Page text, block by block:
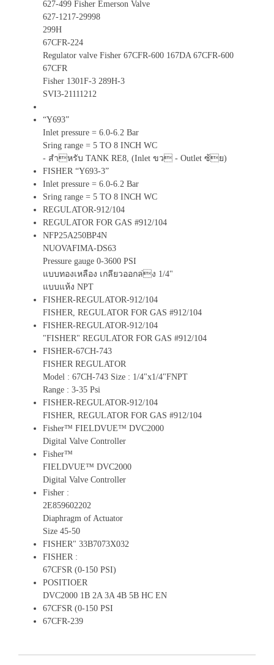
627-499 Fisher Emerson Valve
627-1217-29998
299H
67CFR-224
Regulator valve Fisher 67CFR-600 167DA 67CFR-600
67CFR
Fisher 1301F-3 289H-3
SVI3-21111212
“Y693”
Inlet pressure = 6.0-6.2 Bar
Sring range = 5 TO 8 INCH WC
- สำหรับ TANK RE8, (Inlet ขว - Outlet ซ้ย)
FISHER “Y693-3”
Inlet pressure = 6.0-6.2 Bar
Sring range = 5 TO 8 INCH WC
REGULATOR-912/104
REGULATOR FOR GAS #912/104
NFP25A250BP4N
NUOVAFIMA-DS63
Pressure gauge 0-3600 PSI
แบบทองเหลือง เกลียวออกล่ง 1/4"
แบบแห้ง NPT
FISHER-REGULATOR-912/104
FISHER, REGULATOR FOR GAS #912/104
FISHER-REGULATOR-912/104
"FISHER" REGULATOR FOR GAS #912/104
FISHER-67CH-743
FISHER REGULATOR
Model : 67CH-743 Size : 1/4"x1/4"FNPT
Range : 3-35 Psi
FISHER-REGULATOR-912/104
FISHER, REGULATOR FOR GAS #912/104
Fisher™ FIELDVUE™ DVC2000
Digital Valve Controller
Fisher™
FIELDVUE™ DVC2000
Digital Valve Controller
Fisher :
2E859602202
Diaphragm of Actuator
Size 45-50
FISHER" 33B7073X032
FISHER :
67CFSR (0-150 PSI)
POSITIOER
DVC2000 1B 2A 3A 4B 5B HC EN
67CFSR (0-150 PSI
67CFR-239